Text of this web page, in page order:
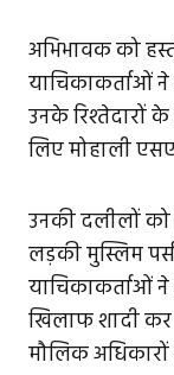
अभिभावक को
याचिकाकर्ताओं
उनके रिश्तेदारों
लिए मोहाली
उनकी दलीलों
लड़की मुस्लिम
याचिकाकर्ताओं
खिलाफ शादी कर
मौलिक